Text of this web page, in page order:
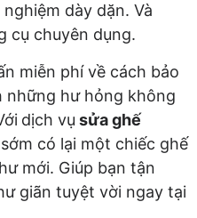
dày dặn. Và
cụ chuyên dụng.
miễn phí về cách bảo
những hư hỏng không
dịch vụ sửa ghế
có lại một chiếc ghế
mới. Giúp bạn tận
giãn tuyệt vời ngay tại